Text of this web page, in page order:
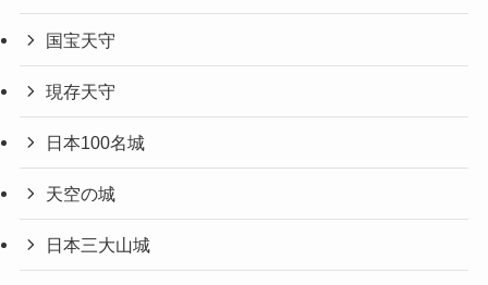
国宝天守
現存天守
日本100名城
天空の城
日本三大山城